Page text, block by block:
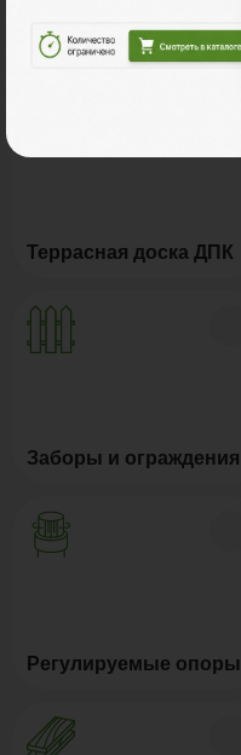
Террасная доска ДПК
Заборы и ограждения
Регулируемые опоры